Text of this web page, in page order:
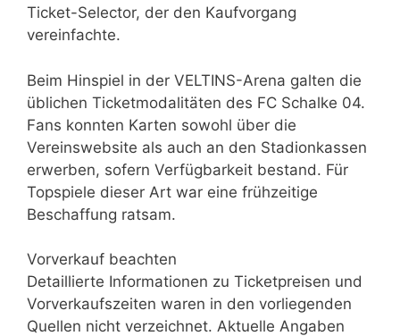
Ticket-Selector, der den Kaufvorgang
vereinfachte.
Beim Hinspiel in der VELTINS-Arena galten die
üblichen Ticketmodalitäten des FC Schalke 04.
Fans konnten Karten sowohl über die
Vereinswebsite als auch an den Stadionkassen
erwerben, sofern Verfügbarkeit bestand. Für
Topspiele dieser Art war eine frühzeitige
Beschaffung ratsam.
Vorverkauf beachten
Detaillierte Informationen zu Ticketpreisen und
Vorverkaufszeiten waren in den vorliegenden
Quellen nicht verzeichnet. Aktuelle Angaben